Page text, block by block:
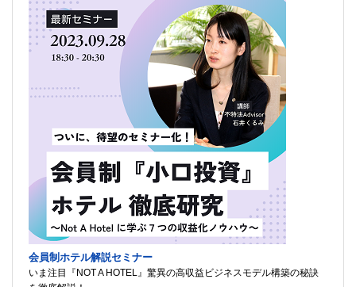
会員制ホテル解説セミナー
いま注目『NOT A HOTEL』驚異の高収益ビジネスモデル構築の秘訣